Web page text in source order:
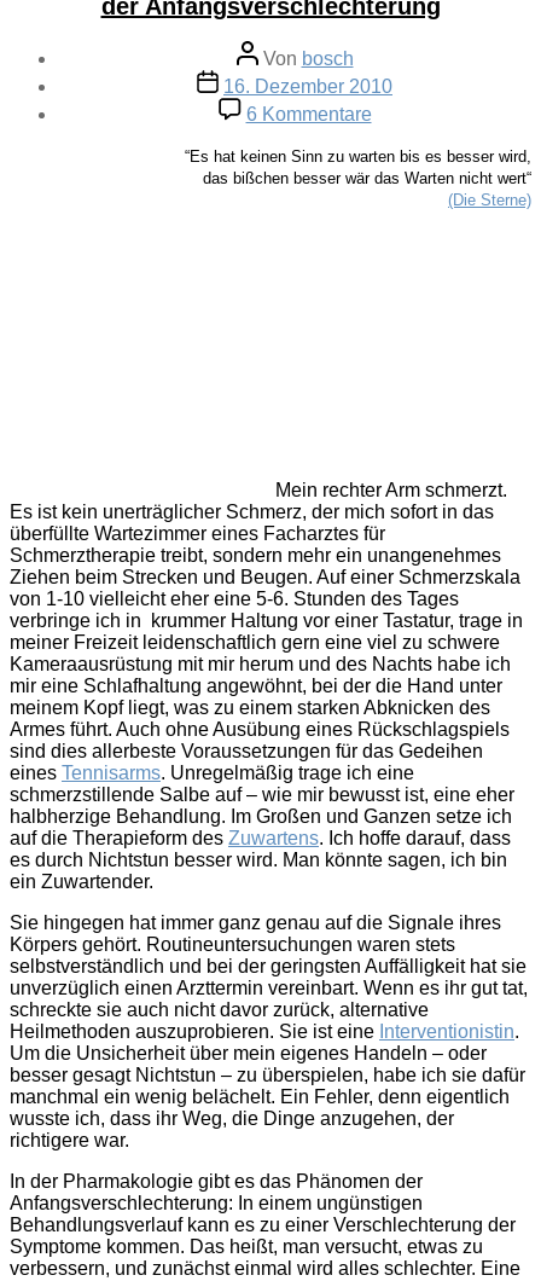
der Anfangsverschlechterung
Beitragsautor
Von bosch
Veröffentlichungsdatum
16. Dezember 2010
6 Kommentarezu
Parabel
von
der
“Es hat keinen Sinn zu warten bis es besser wird,
das bißchen besser wär das Warten nicht wert“
(Die Sterne)
Mein rechter Arm schmerzt.
Es ist kein unerträglicher Schmerz, der mich sofort in das
überfüllte Wartezimmer eines Facharztes für
Schmerztherapie treibt, sondern mehr ein unangenehmes
Ziehen beim Strecken und Beugen. Auf einer Schmerzskala
von 1-10 vielleicht eher eine 5-6. Stunden des Tages
verbringe ich in krummer Haltung vor einer Tastatur, trage in
meiner Freizeit leidenschaftlich gern eine viel zu schwere
Kameraausrüstung mit mir herum und des Nachts habe ich
mir eine Schlafhaltung angewöhnt, bei der die Hand unter
meinem Kopf liegt, was zu einem starken Abknicken des
Armes führt. Auch ohne Ausübung eines Rückschlagspiels
sind dies allerbeste Voraussetzungen für das Gedeihen
eines Tennisarms. Unregelmäßig trage ich eine
schmerzstillende Salbe auf – wie mir bewusst ist, eine eher
halbherzige Behandlung. Im Großen und Ganzen setze ich
auf die Therapieform des Zuwartens. Ich hoffe darauf, dass
es durch Nichtstun besser wird. Man könnte sagen, ich bin
ein Zuwartender.
Sie hingegen hat immer ganz genau auf die Signale ihres
Körpers gehört. Routineuntersuchungen waren stets
selbstverständlich und bei der geringsten Auffälligkeit hat sie
unverzüglich einen Arzttermin vereinbart. Wenn es ihr gut tat,
schreckte sie auch nicht davor zurück, alternative
Heilmethoden auszuprobieren. Sie ist eine Interventionistin.
Um die Unsicherheit über mein eigenes Handeln – oder
besser gesagt Nichtstun – zu überspielen, habe ich sie dafür
manchmal ein wenig belächelt. Ein Fehler, denn eigentlich
wusste ich, dass ihr Weg, die Dinge anzugehen, der
richtigere war.
In der Pharmakologie gibt es das Phänomen der
Anfangsverschlechterung: In einem ungünstigen
Behandlungsverlauf kann es zu einer Verschlechterung der
Symptome kommen. Das heißt, man versucht, etwas zu
verbessern, und zunächst einmal wird alles schlechter. Eine